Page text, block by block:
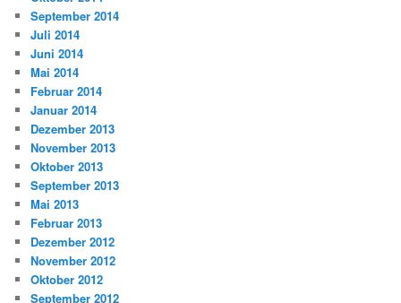
September 2014
Juli 2014
Juni 2014
Mai 2014
Februar 2014
Januar 2014
Dezember 2013
November 2013
Oktober 2013
September 2013
Mai 2013
Februar 2013
Dezember 2012
November 2012
Oktober 2012
September 2012